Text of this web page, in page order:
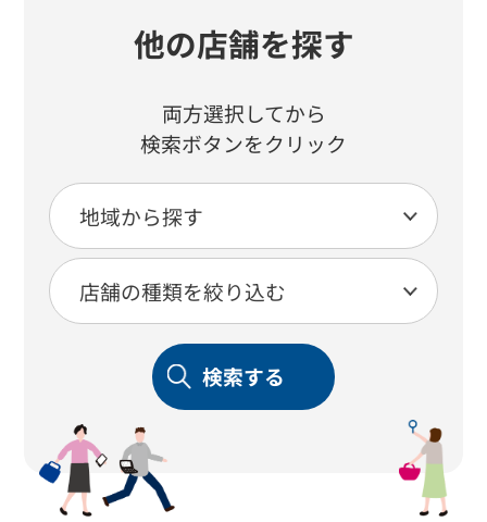
他の店舗を探す
両方選択してから
検索ボタンをクリック
検索する